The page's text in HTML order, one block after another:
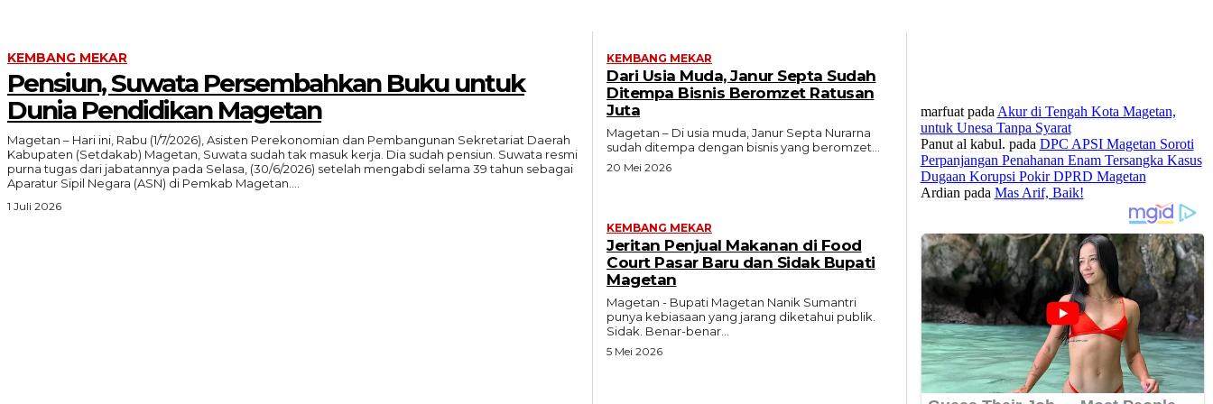
KEMBANG MEKAR
Pensiun, Suwata Persembahkan Buku untuk
Dunia Pendidikan Magetan
Magetan – Hari ini, Rabu (1/7/2026), Asisten Perekonomian dan Pembangunan Sekretariat Daerah
Kabupaten (Setdakab) Magetan, Suwata sudah tak masuk kerja. Dia sudah pensiun. Suwata resmi
purna tugas dari jabatannya pada Selasa, (30/6/2026) setelah mengabdi selama 39 tahun sebagai
Aparatur Sipil Negara (ASN) di Pemkab Magetan....
1 Juli 2026
KEMBANG MEKAR
Dari Usia Muda, Janur Septa Sudah
Ditempa Bisnis Beromzet Ratusan
Juta
Magetan – Di usia muda, Janur Septa Nurarna
sudah ditempa dengan bisnis yang beromzet...
20 Mei 2026
KEMBANG MEKAR
Jeritan Penjual Makanan di Food
Court Pasar Baru dan Sidak Bupati
Magetan
Magetan - Bupati Magetan Nanik Sumantri
punya kebiasaan yang jarang diketahui publik.
Sidak. Benar-benar...
5 Mei 2026
marfuatpada Akur di Tengah Kota Magetan,
untuk Unesa Tanpa Syarat
Panut al kabul. pada DPC APSI Magetan Soroti
Perpanjangan Penahanan Enam Tersangka Kasus
Dugaan Korupsi Pokir DPRD Magetan
Ardian pada Mas Arif, Baik!